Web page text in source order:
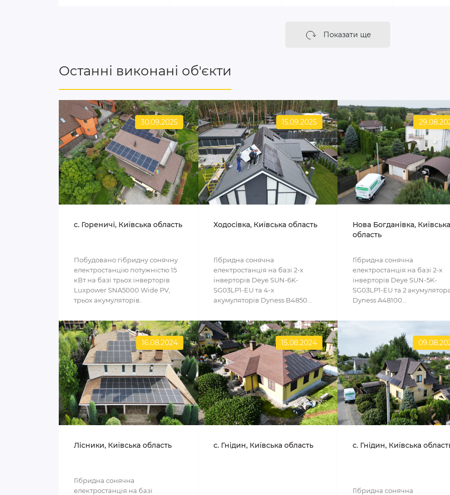
Показати ще
Останні виконані об'єкти
30.09.2025
c. Гореничі, Київська область
Побудовано гібридну сонячну
електростанцію потужністю 15
кВт на базі трьох інверторів
Luxpower SNA5000 Wide PV,
трьох акумуляторів..
15.09.2025
Ходосівка, Київська область
Гібридна сонячна
електростанція на базі 2-х
інверторів Deye SUN-6K-
SG03LP1-EU та 4-х
акумуляторів Dyness B4850...
Нова Богданівка, Київська
область
Гібридна сонячна
електростанція на базі 2-х
інверторів Deye SUN-5K-
SG03LP1-EU та 2
Dyness A48100...
16.08.2024
Лісники, Київська область
Гібридна сонячна
електростанція на базі
15.08.2024
с. Гнідин, Київська область с. Гнідин, Київська
Гібридна сонячна